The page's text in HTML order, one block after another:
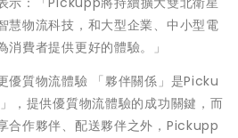
慧物流科技，和大型企業、中小型電
費者提供更好的體驗。」
優質物流體驗 「夥伴關係」是Picku
，提供優質物流體驗的成功關鍵，而
合作夥伴、配送夥伴之外，Pickupp